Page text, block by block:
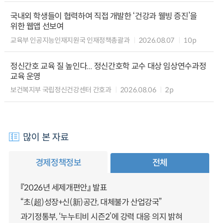
국내외 학생들이 협력하여 직접 개발한 ‘건강과 웰빙 증진’을
위한 웹앱 선보여
교육부 인공지능인재지원국 인재정책총괄과 2026.08.07 10p
정신간호 교육 질 높인다... 정신간호학 교수 대상 임상연수과정
교육 운영
보건복지부 국립정신건강센터 간호과 2026.08.06 2p
많이 본 자료
경제정책정보 전체
『2026년 세제개편안』 발표
“초(超)성장+신(新)공간, 대체불가 산업강국”
과기정통부, ‘누누티비 시즌2’에 강력 대응 의지 밝혀